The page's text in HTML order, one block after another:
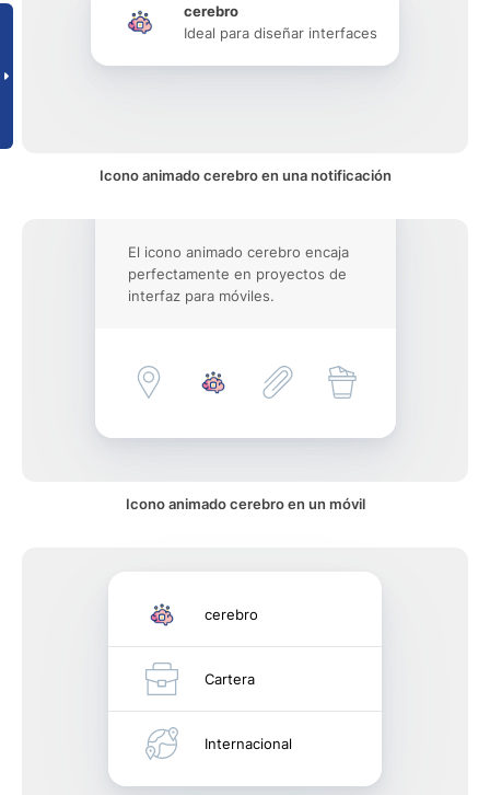
cerebro
Ideal para diseñar interfaces
Icono animado cerebro en una notificación
El icono animado cerebro encaja
perfectamente en proyectos de
interfaz para móviles.
Icono animado cerebro en un móvil
cerebro
Cartera
Internacional